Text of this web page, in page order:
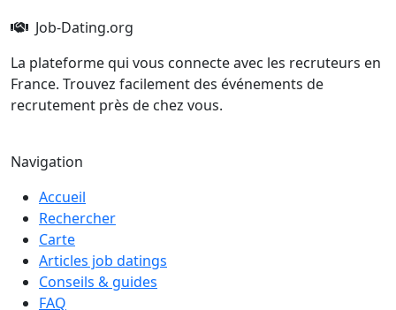
Job-Dating.org
La plateforme qui vous connecte avec les recruteurs en
France. Trouvez facilement des événements de
recrutement près de chez vous.
Navigation
Accueil
Rechercher
Carte
Articles job datings
Conseils & guides
FAQ